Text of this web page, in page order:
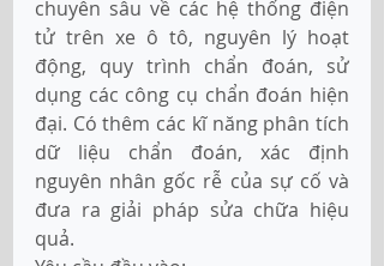
chuyên sâu về các hệ thống điện
tử trên xe ô tô, nguyên lý hoạt
động, quy trình chẩn đoán, sử
dụng các công cụ chẩn đoán hiện
đại. Có thêm các kĩ năng phân tích
dữ liệu chẩn đoán, xác định
nguyên nhân gốc rễ của sự cố và
đưa ra giải pháp sửa chữa hiệu
quả.